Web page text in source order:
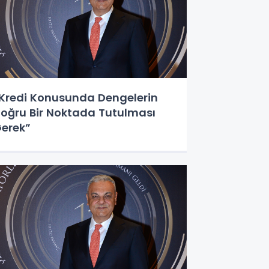
Konusunda Dengelerin
Bir Noktada Tutulması